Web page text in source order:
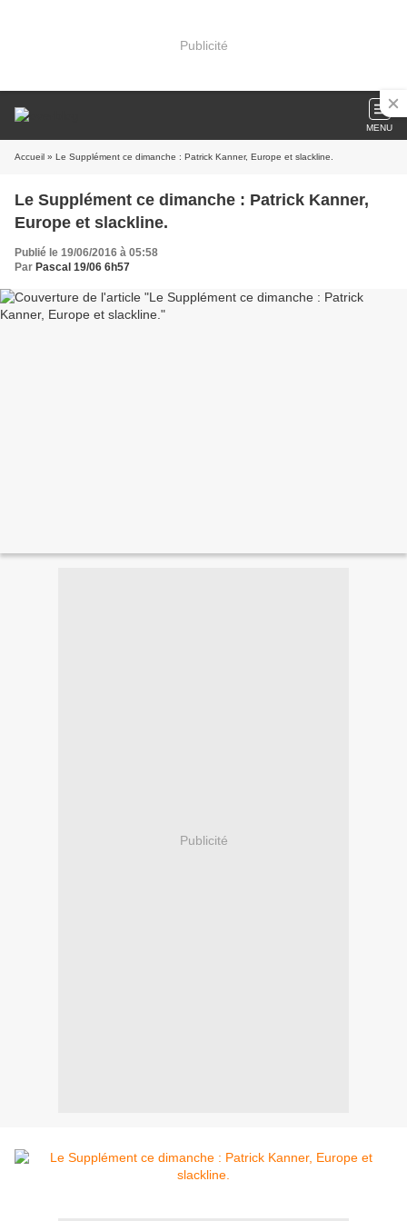
Publicité
MENU
Accueil » Le Supplément ce dimanche : Patrick Kanner, Europe et slackline.
Le Supplément ce dimanche : Patrick Kanner,
Europe et slackline.
Publié le 19/06/2016 à 05:58
Par Pascal 19/06 6h57
Publicité